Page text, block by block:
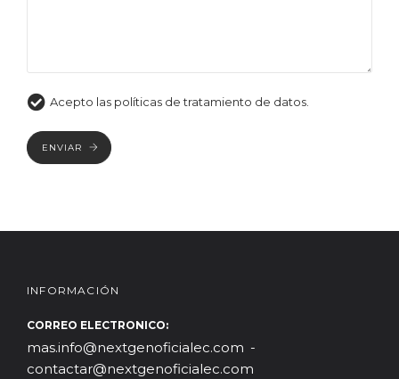
Acepto las políticas de tratamiento de datos.
ENVIAR
INFORMACIÓN
CORREO ELECTRONICO:
mas.info@nextgenoficialec.com
contactar@nextgenoficialec.com